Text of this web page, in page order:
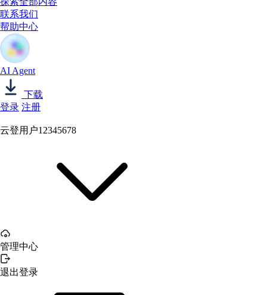
联系我们
帮助中心
AI Agent
下载
登录 注册
云登用户12345678
管理中心
退出登录